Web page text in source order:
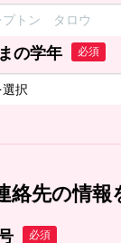
の学年 必須
絡先の情
必須